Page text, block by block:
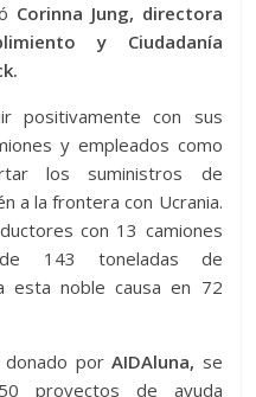
Corinna Jung, directora
y Ciudadanía
positivamente con sus
y empleados como
los suministros de
a la frontera con Ucrania.
con 13 camiones
de 143 toneladas de
esta noble causa en 72
donado porAIDAluna, se
proyectos de ayuda